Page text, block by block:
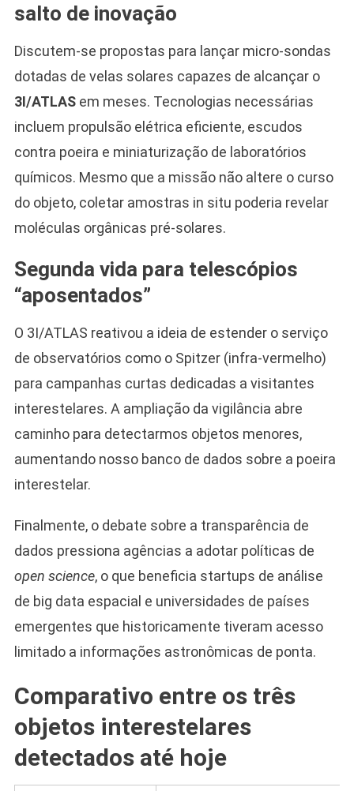
salto de inovação
Discutem-se propostas para lançar micro-sondas
dotadas de velas solares capazes de alcançar o
3I/ATLASem meses. Tecnologias necessárias
incluem propulsão elétrica eficiente, escudos
contra poeira e miniaturização de laboratórios
químicos. Mesmo que a missão não altere o curso
do objeto, coletar amostras in situ poderia revelar
moléculas orgânicas pré-solares.
Segunda vida para telescópios
“aposentados”
O 3I/ATLAS reativou a ideia de estender o serviço
de observatórios como o Spitzer (infra-vermelho)
para campanhas curtas dedicadas a visitantes
interestelares. A ampliação da vigilância abre
caminho para detectarmos objetos menores,
aumentando nosso banco de dados sobre a poeira
interestelar.
Finalmente, o debate sobre a transparência de
dados pressiona agências a adotar políticas de
open science, o que beneficia startups de análise
de big data espacial e universidades de países
emergentes que historicamente tiveram acesso
limitado a informações astronômicas de ponta.
Comparativo entre os três
objetos interestelares
detectados até hoje